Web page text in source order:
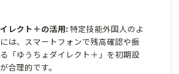
レクト＋の活用: 特定技能外国人のよ
は、スマートフォンで残高確認や振
「ゆうちょダイレクト＋」を初期設
合理的です。